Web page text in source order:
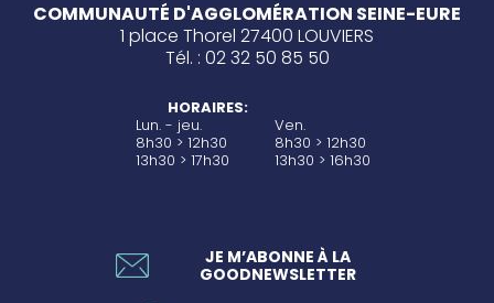
COMMUNAUTÉ D'AGGLOMÉRATION SEINE-EURE
1 place Thorel 27400 LOUVIERS
Tél. : 02 32 50 85 50
HORAIRES:
Lun. - jeu.
8h30 > 12h30
13h30 > 17h30
Ven.
8h30 > 12h30
13h30 > 16h30
JE M’ABONNE À LA
GOODNEWSLETTER